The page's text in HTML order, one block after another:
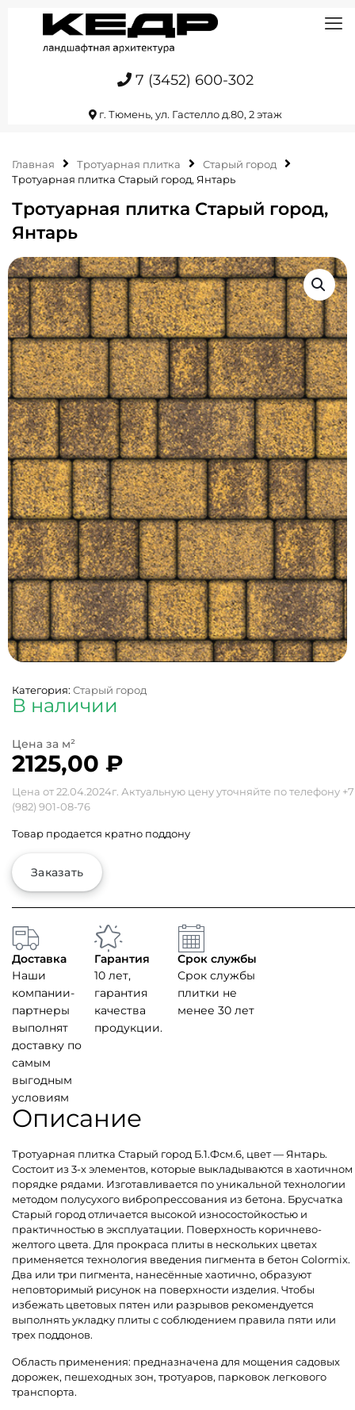
7 (3452) 600-302
г. Тюмень, ул. Гастелло д.80, 2 этаж
Главная Тротуарная плитка
Старый город
Тротуарная плитка Старый город, Янтарь
Тротуарная плитка Старый город,
Янтарь
Категория: Старый город
В наличии
2125,00 ₽
Цена от 22.04.2024г. Актуальную цену уточняйте по телефону +7
(982) 901-08-76
Товар продается кратно поддону
Заказать
Доставка
Наши
компании-
партнеры
выполнят
доставку по
самым
выгодным
условиям
Гарантия
10 лет,
гарантия
качества
продукции.
Срок службы
Срок службы
плитки не
менее 30 лет
Описание
Тротуарная плитка Старый город Б.1.Фсм.6, цвет — Янтарь.
Состоит из 3-х элементов, которые выкладываются в хаотичном
порядке рядами. Изготавливается по уникальной технологии
методом полусухого вибропрессования из бетона. Брусчатка
Старый город отличается высокой износостойкостью и
практичностью в эксплуатации. Поверхность коричнево-
желтого цвета. Для прокраса плиты в нескольких цветах
применяется технология введения пигмента в бетон Colormix.
Два или три пигмента, нанесённые хаотично, образуют
неповторимый рисунок на поверхности изделия. Чтобы
избежать цветовых пятен или разрывов рекомендуется
выполнять укладку плиты с соблюдением правила пяти или
трех поддонов.
Область применения: предназначена для мощения садовых
дорожек, пешеходных зон, тротуаров, парковок легкового
транспорта.